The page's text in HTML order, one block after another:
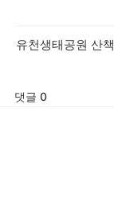
유천생태공원 산책
댓글 0